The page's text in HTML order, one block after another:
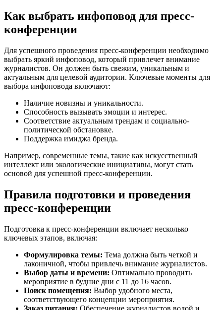
Как выбрать инфоповод для пресс-
конференции
Для успешного проведения пресс-конференции необходимо
выбрать яркий инфоповод, который привлечет внимание
журналистов. Он должен быть свежим, уникальным и
актуальным для целевой аудитории. Ключевые моменты для
выбора инфоповода включают:
Наличие новизны и уникальности.
Способность вызывать эмоции и интерес.
Соответствие актуальным трендам и социально-
политической обстановке.
Поддержка имиджа бренда.
Например, современные темы, такие как искусственный
интеллект или экологические инициативы, могут стать
основой для успешной пресс-конференции.
Правила подготовки и проведения
пресс-конференции
Подготовка к пресс-конференции включает несколько
ключевых этапов, включая:
Формулировка темы: Тема должна быть четкой и
лаконичной, чтобы привлечь внимание журналистов.
Выбор даты и времени: Оптимально проводить
мероприятие в будние дни с 11 до 16 часов.
Поиск помещения: Выбор удобного места,
соответствующего концепции мероприятия.
Заказ питания: Обеспечение журналистов водой и